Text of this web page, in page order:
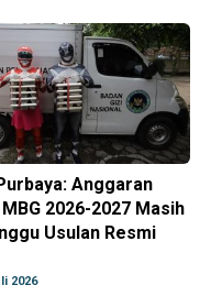
Anggaran
2026-2027 Masih
Usulan Resmi
2026